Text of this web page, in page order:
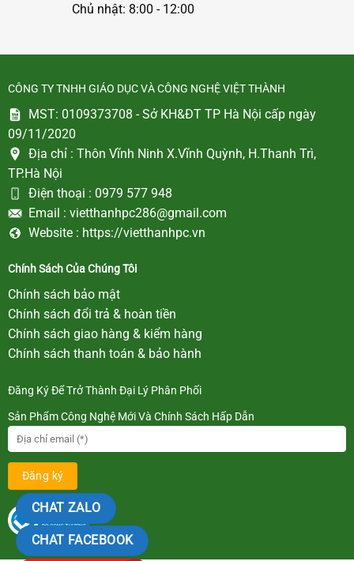
Chủ nhật: 8:00 - 12:00
CÔNG TY TNHH GIÁO DỤC VÀ CÔNG NGHỆ VIỆT THÀNH
MST: 0109373708 - Sở KH&ĐT TP Hà Nội cấp ngày
09/11/2020
Địa chỉ : Thôn Vĩnh Ninh X.Vĩnh Quỳnh, H.Thanh Trì,
TP.Hà Nội
Điện thoại : 0979 577 948
Email : vietthanhpc286@gmail.com
Website : https://vietthanhpc.vn
Chính Sách Của Chúng Tôi
Chính sách bảo mật
Chính sách đổi trả & hoàn tiền
Chính sách giao hàng & kiểm hàng
Chính sách thanh toán & bảo hành
Đăng Ký Để Trở Thành Đại Lý Phân Phối
Sản Phẩm Công Nghệ Mới Và Chính Sách Hấp Dẫn
CHAT ZALO
CHAT FACEBOOK